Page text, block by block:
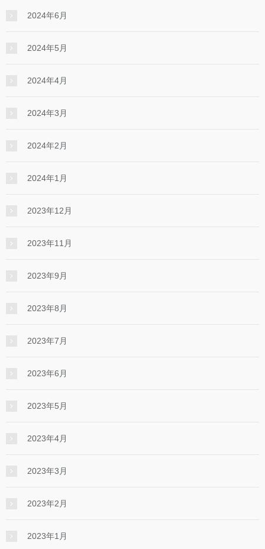
2024年6月
2024年5月
2024年4月
2024年3月
2024年2月
2024年1月
2023年12月
2023年11月
2023年9月
2023年8月
2023年7月
2023年6月
2023年5月
2023年4月
2023年3月
2023年2月
2023年1月